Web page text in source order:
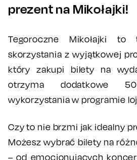
prezent na Mikołajki!
Tegoroczne Mikołajki
skorzystania z wyjątkowej
który zakupi bilety na
otrzyma dodatkowe
wykorzystania w programie
Czy to nie brzmi jak idealny
Możesz wybrać bilety na
– od emocjonujących